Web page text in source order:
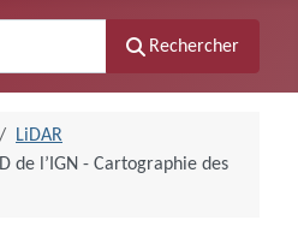
Rechercher
LiDAR
de l’IGN - Cartographie des